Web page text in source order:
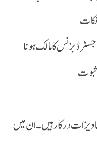
بزنس کا مالک ہونا
ثبوت
درکار ہیں۔ ان میں